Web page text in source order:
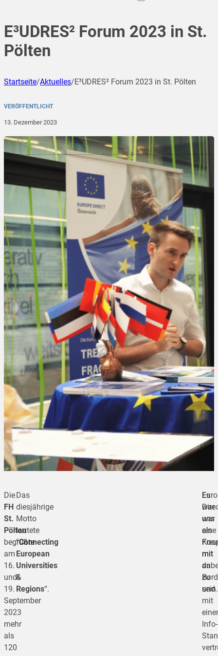
E³UDRES² Forum 2023 in St.
Pölten
Startseite/Aktuelles/E³UDRES² Forum 2023 in St. Pölten
VERÖFFENTLICHT
13. Dezember 2023
Die
FH
St.
Pölten
begrüßte
am
16.
und
19.
September
2023
mehr
als
120
Das
diesjährige
Motto
lautete
“Connecting
European
Universities
&
Regions“.
war
als
mit
an
Bord
und
mit
Info-
Es
war
uns
eine
mit
zu
sein.